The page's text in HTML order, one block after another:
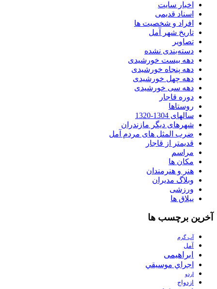
اخبار سایت
اسناد قدیمی
افراد و شخصیت ها
تاریخ شهر آمل
تصاویر
دسته‌بندی نشده
دهه بیست خورشیدی
دهه پنجاه خورشیدی
دهه چهل خورشیدی
دهه سی خورشیدی
دوره قاجار
روستاها
سالهای 1304-1320
شهرهای دیگر مازندران
ضرب المثل های مردم آمل
قدیمتر از قاجار
مراسم
مکان ها
هنر و هنرمندان
وبلاگ مدیران
ورزشی
ییلاق ها
آخرین برچسب ها
آب گرم
آمل
ابراهیمی
اجراي موسيقي
اردو
ازدواج